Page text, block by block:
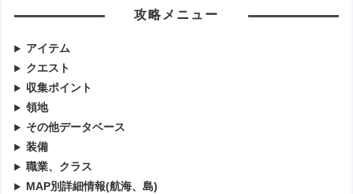
攻略メニュー
アイテム
クエスト
収集ポイント
領地
その他データベース
装備
職業、クラス
MAP別詳細情報(航海、島)